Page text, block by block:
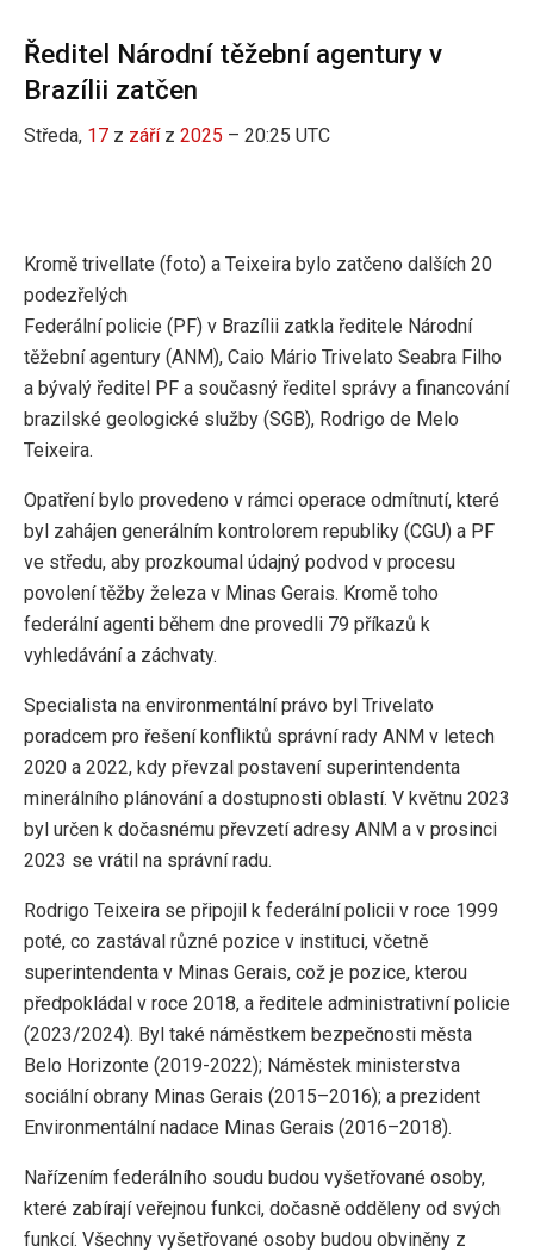
Ředitel Národní těžební agentury v
Brazílii zatčen
Středa, 17 z záříz 2025 – 20:25 UTC
Kromě trivellate (foto) a Teixeira bylo zatčeno dalších 20
podezřelých
Federální policie (PF) v Brazílii zatkla ředitele Národní
těžební agentury (ANM), Caio Mário Trivelato Seabra Filho
a bývalý ředitel PF a současný ředitel správy a financování
brazilské geologické služby (SGB), Rodrigo de Melo
Teixeira.
Opatření bylo provedeno v rámci operace odmítnutí, které
byl zahájen generálním kontrolorem republiky (CGU) a PF
ve středu, aby prozkoumal údajný podvod v procesu
povolení těžby železa v Minas Gerais. Kromě toho
federální agenti během dne provedli 79 příkazů k
vyhledávání a záchvaty.
Specialista na environmentální právo byl Trivelato
poradcem pro řešení konfliktů správní rady ANM v letech
2020 a 2022, kdy převzal postavení superintendenta
minerálního plánování a dostupnosti oblastí. V květnu 2023
byl určen k dočasnému převzetí adresy ANM a v prosinci
2023 se vrátil na správní radu.
Rodrigo Teixeira se připojil k federální policii v roce 1999
poté, co zastával různé pozice v instituci, včetně
superintendenta v Minas Gerais, což je pozice, kterou
předpokládal v roce 2018, a ředitele administrativní policie
(2023/2024). Byl také náměstkem bezpečnosti města
Belo Horizonte (2019-2022); Náměstek ministerstva
sociální obrany Minas Gerais (2015–2016); a prezident
Environmentální nadace Minas Gerais (2016–2018).
Nařízením federálního soudu budou vyšetřované osoby,
které zabírají veřejnou funkci, dočasně odděleny od svých
funkcí. Všechny vyšetřované osoby budou obviněny z